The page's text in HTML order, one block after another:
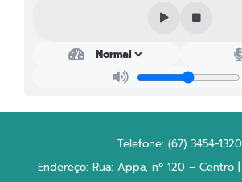
Plano Municipal de Enfrentamento da
Decorrência de COVID-19 Comércio -
Plano Municipal de Enfrentamento da
Telefone: (67) 3454-1320
Endereço: Rua: Appa, nº 120 – Centro |